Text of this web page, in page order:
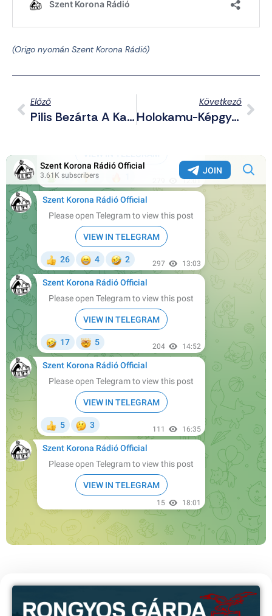
(Origo nyomán Szent Korona Rádió)
Előző
Pilis Bezárta A Kaput A Drogos, Elítélt, Magyarul Sem Tudó Bűnözők Előtt
Következő
Holokamu-Képgyártásból Élnek Meg Az Mi Segítségével A Pakisztániak